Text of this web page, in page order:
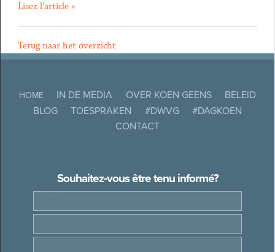
Lisez l'article »
Terug naar het overzicht
HOME IN DE MEDIA OVER KOEN GEENS
BELEID
BLOG
TOESPRAKEN #DWVG
#DAGKOEN
CONTACT
Souhaitez-vous être tenu informé?